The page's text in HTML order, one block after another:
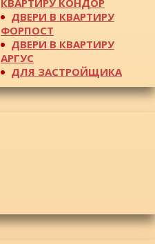
ДВЕРИ В КВАРТИРУ
ФОРПОСТ
ДВЕРИ В КВАРТИРУ
АРГУС
ДЛЯ ЗАСТРОЙЩИКА